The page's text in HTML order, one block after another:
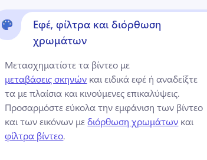
Εφέ, φίλτρα και διόρθωση
χρωμάτων
Μετασχηματίστε τα βίντεο με
μεταβάσεις σκηνών και ειδικά εφέ ή αναδείξτε
Προσαρμόστε εύκολα την εμφάνιση των βίντεο
και των εικόνων με διόρθωση χρωμάτων και
φίλτρα βίντεο.